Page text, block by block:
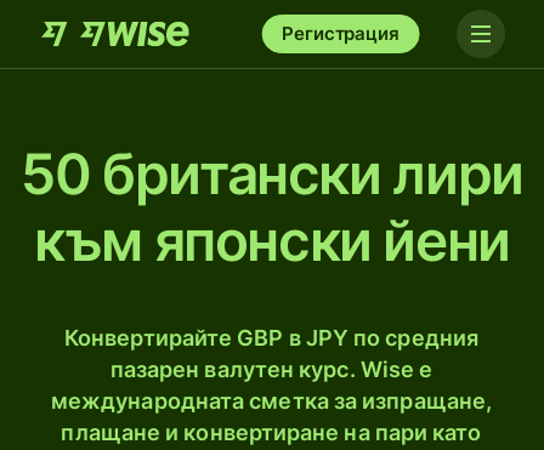
Регистрация
50 британски лири
към японски йени
Конвертирайте GBP в JPY по средния
пазарен валутен курс. Wise е
международната сметка за изпращане,
плащане и конвертиране на пари като